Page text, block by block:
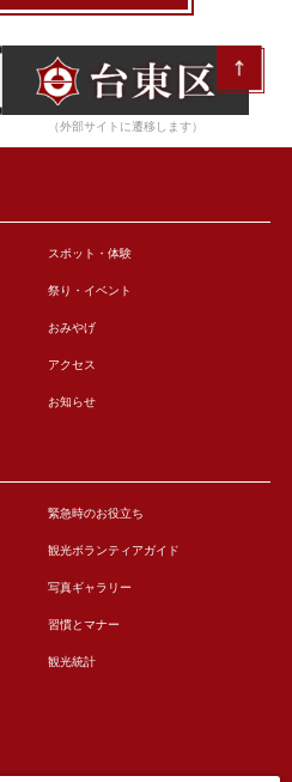
（外部サイトに遷移します）
スポット・体験
祭り・イベント
おみやげ
アクセス
お知らせ
緊急時のお役立ち
観光ボランティアガイド
写真ギャラリー
習慣とマナー
観光統計